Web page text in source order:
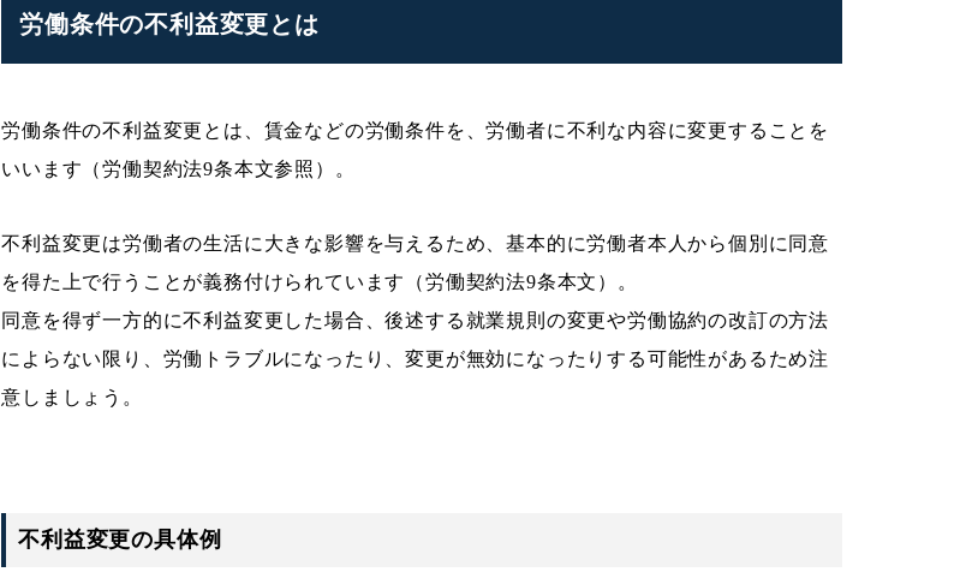
労働条件の不利益変更とは
労働条件の不利益変更とは、賃金などの労働条件を、労働者に不利な内容に変更することを
いいます（労働契約法9条本文参照）。
不利益変更は労働者の生活に大きな影響を与えるため、基本的に労働者本人から個別に同意
を得た上で行うことが義務付けられています（労働契約法9条本文）。
同意を得ず一方的に不利益変更した場合、後述する就業規則の変更や労働協約の改訂の方法
によらない限り、労働トラブルになったり、変更が無効になったりする可能性があるため注
意しましょう。
不利益変更の具体例